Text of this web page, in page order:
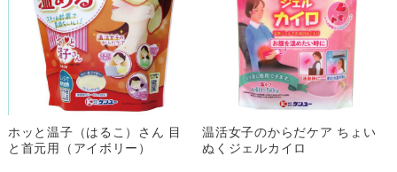
ホッと温子（はるこ）さん 目
と首元用（アイボリー）
温活女子のからだケア ちょい
ぬくジェルカイロ